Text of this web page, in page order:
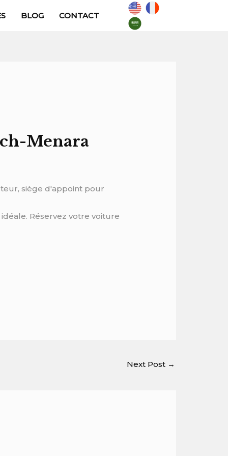
BLOG CONTACT
Menara
siège d'appoint pour
Réservez votre voiture
Next Post →